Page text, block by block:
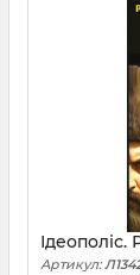
Артикул: